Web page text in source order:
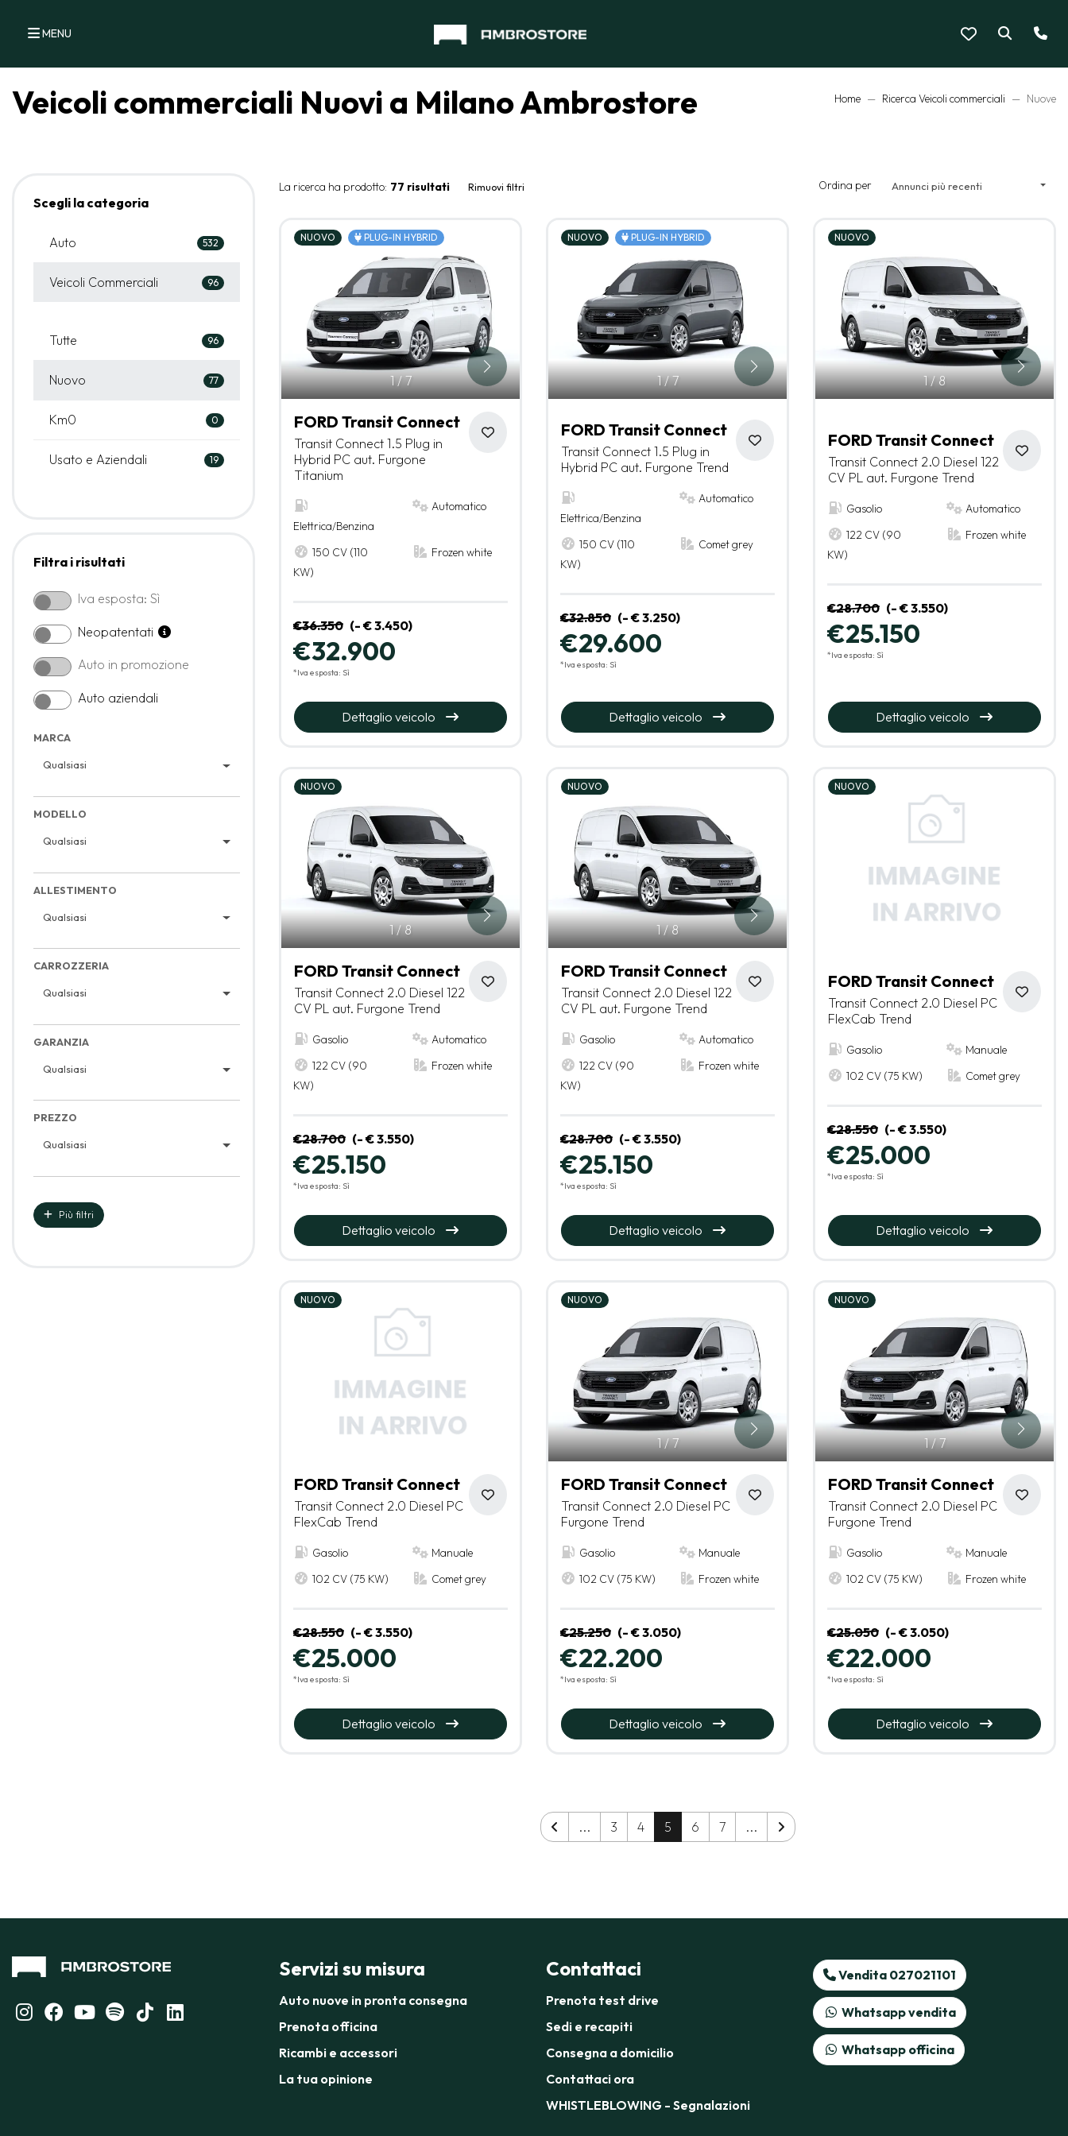
MENU
Veicoli commerciali Nuovi a Milano Ambrostore Home Ricerca Veicoli commerciali Nuove
Scegli la categoria
Auto 532
Veicoli Commerciali 96
Tutte 96
Nuovo 77
Km0 0
Usato e Aziendali 19
Filtra i risultati
Iva esposta: Sì
Neopatentati
Auto in promozione
Auto aziendali
MARCA
Qualsiasi
MODELLO
Qualsiasi
ALLESTIMENTO
Qualsiasi
CARROZZERIA
Qualsiasi
GARANZIA
Qualsiasi
PREZZO
Qualsiasi
Più filtri
La ricerca ha prodotto: 77 risultati Rimuovi filtri Ordina per Annunci più recenti
1/7
NUOVO PLUG-IN HYBRID
FORD Transit Connect
Transit Connect 1.5 Plug in
Hybrid PC aut. Furgone
Titanium
Elettrica/Benzina
Automatico
150 CV (110
KW)
Frozen white
€36.350 (- € 3.450)
€32.900
*Iva esposta: Sì
Dettaglio veicolo
1/7
NUOVO PLUG-IN HYBRID
FORD Transit Connect
Transit Connect 1.5 Plug in
Hybrid PC aut. Furgone Trend
Elettrica/Benzina
Automatico
150 CV (110
KW)
Comet grey
€32.850 (- € 3.250)
€29.600
*Iva esposta: Sì
Dettaglio veicolo
1/8
NUOVO
FORD Transit Connect
Transit Connect 2.0 Diesel 122
CV PL aut. Furgone Trend
Gasolio
Automatico
122 CV (90
KW)
Frozen white
€28.700 (- € 3.550)
€25.150
*Iva esposta: Sì
Dettaglio veicolo
1/8
NUOVO
FORD Transit Connect
Transit Connect 2.0 Diesel 122
CV PL aut. Furgone Trend
Gasolio
Automatico
122 CV (90
KW)
Frozen white
€28.700 (- € 3.550)
€25.150
*Iva esposta: Sì
Dettaglio veicolo
1/8
NUOVO
FORD Transit Connect
Transit Connect 2.0 Diesel 122
CV PL aut. Furgone Trend
Gasolio
Automatico
122 CV (90
KW)
Frozen white
€28.700 (- € 3.550)
€25.150
*Iva esposta: Sì
Dettaglio veicolo
NUOVO
FORD Transit Connect
Transit Connect 2.0 Diesel PC
FlexCab Trend
Gasolio
Manuale
102 CV (75 KW)
Comet grey
€28.550 (- € 3.550)
€25.000
*Iva esposta: Sì
Dettaglio veicolo
NUOVO
FORD Transit Connect
Transit Connect 2.0 Diesel PC
FlexCab Trend
Gasolio
Manuale
102 CV (75 KW)
Comet grey
€28.550 (- € 3.550)
€25.000
*Iva esposta: Sì
Dettaglio veicolo
1/7
NUOVO
FORD Transit Connect
Transit Connect 2.0 Diesel PC
Furgone Trend
Gasolio
Manuale
102 CV (75 KW)
Frozen white
€25.250 (- € 3.050)
€22.200
*Iva esposta: Sì
Dettaglio veicolo
1/7
NUOVO
FORD Transit Connect
Transit Connect 2.0 Diesel PC
Furgone Trend
Gasolio
Manuale
102 CV (75 KW)
Frozen white
€25.050 (- € 3.050)
€22.000
*Iva esposta: Sì
Dettaglio veicolo
... 3 4 5 6 7 ...
Servizi su misura
Auto nuove in pronta consegna
Prenota officina
Ricambi e accessori
La tua opinione
Contattaci
Prenota test drive
Sedi e recapiti
Consegna a domicilio
Contattaci ora
WHISTLEBLOWING - Segnalazioni
Vendita 027021101
Whatsapp vendita
Whatsapp officina